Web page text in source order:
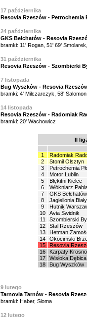
17 października
Resovia Rzeszów - Petrochemia
24 października
GKS Bełchatów - Resovia
bramki: 11' Rogan, 51' 69'
31 października
Resovia Rzeszów - Szombierki
7 listopada
Bug Wyszków - Resovia
bramki: 4' Milczarczyk, 58'
14 listopada
Resovia Rzeszów - Radomiak
bramki: 20' Wachowicz
II
1
Radomiak
2
Stomil Olsztyn
3
Petrochemia
4
Motor Lublin
5
Błękitni Kielce
6
Włókniarz
7
GKS Bełchatów
8
Jagiellonia
9
Hutnik
10
Avia Świdnik
11
Szombierski
12
Stal Rzeszów
13
Hetman
14
Okocimski
15
Resovia
16
Karpaty Krosno
17
Wisłoka Dębica
18
Bug Wyszków
9 lutego
Tarnovia Tarnów - Resovia
bramki: Haber, Słoma
12 lutego